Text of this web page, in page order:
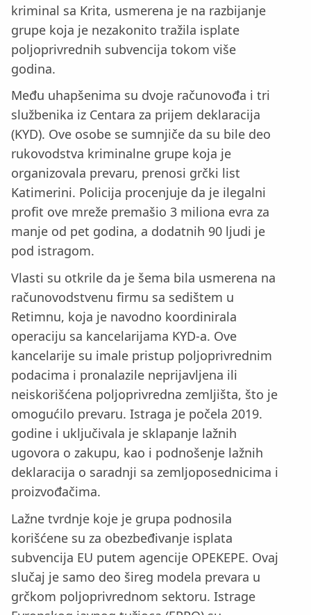
kriminal sa Krita, usmerena je na razbijanje
grupe koja je nezakonito tražila isplate
poljoprivrednih subvencija tokom više
godina.
Među uhapšenima su dvoje računovođa i tri
službenika iz Centara za prijem deklaracija
(KYD). Ove osobe se sumnjiče da su bile deo
rukovodstva kriminalne grupe koja je
organizovala prevaru, prenosi grčki list
Katimerini. Policija procenjuje da je ilegalni
profit ove mreže premašio 3 miliona evra za
manje od pet godina, a dodatnih 90 ljudi je
pod istragom.
Vlasti su otkrile da je šema bila usmerena na
računovodstvenu firmu sa sedištem u
Retimnu, koja je navodno koordinirala
operaciju sa kancelarijama KYD-a. Ove
kancelarije su imale pristup poljoprivrednim
podacima i pronalazile neprijavljena ili
neiskorišćena poljoprivredna zemljišta, što je
omogućilo prevaru. Istraga je počela 2019.
godine i uključivala je sklapanje lažnih
ugovora o zakupu, kao i podnošenje lažnih
deklaracija o saradnji sa zemljoposednicima i
proizvođačima.
Lažne tvrdnje koje je grupa podnosila
korišćene su za obezbeđivanje isplata
subvencija EU putem agencije OPEKEPE. Ovaj
slučaj je samo deo šireg modela prevara u
grčkom poljoprivrednom sektoru. Istrage